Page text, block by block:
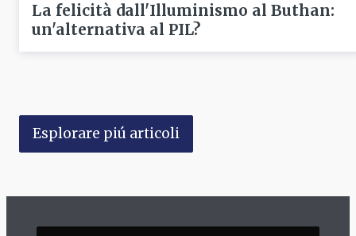
La felicità dall'Illuminismo al Buthan:
un'alternativa al PIL?
Esplorare piú articoli